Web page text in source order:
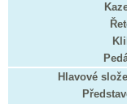
Hlavové